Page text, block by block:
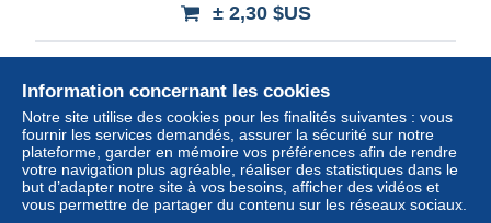
± 2,30 $US
Nouveau
Information concernant les cookies
Notre site utilise des cookies pour les finalités suivantes : vous
fournir les services demandés, assurer la sécurité sur notre
plateforme, garder en mémoire vos préférences afin de rendre
votre navigation plus agréable, réaliser des statistiques dans le
but d’adapter notre site à vos besoins, afficher des vidéos et
vous permettre de partager du contenu sur les réseaux sociaux.